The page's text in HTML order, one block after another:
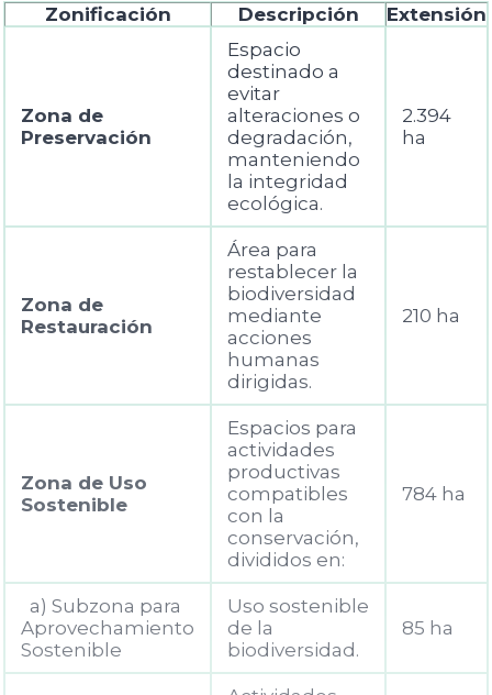
Zonificación Descripción Extensión
Zona de
Preservación
Espacio
destinado a
evitar
alteraciones o
degradación,
manteniendo
la integridad
ecológica.
2.394
ha
Zona de
Restauración
Área para
restablecer la
biodiversidad
mediante
acciones
humanas
dirigidas.
210 ha
Zona de Uso
Sostenible
Espacios para
actividades
productivas
compatibles
con la
conservación,
divididos en:
784 ha
a) Subzona para
Aprovechamiento
Sostenible
Uso sostenible
de la
biodiversidad.
85 ha